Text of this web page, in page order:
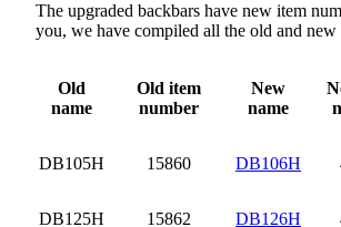
The upgraded backbars have new item
you, we have compiled all the old and
Old
name
Old item
number
New
name
DB105H 15860 DB106H
DB125H 15862 DB126H